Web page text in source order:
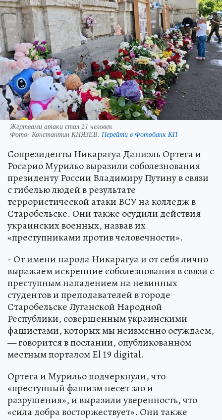
Жертвами атаки стал 21 человек
Фото: Константин КНЯЗЕВ. Перейти в Фотобанк КП
Сопрезиденты Никарагуа Даниэль Ортега и
Росарио Мурильо выразили соболезнования
президенту России Владимиру Путину в связи
с гибелью людей в результате
террористической атаки ВСУ на колледж в
Старобельске. Они также осудили действия
украинских военных, назвав их
«преступниками против человечности».
- От имени народа Никарагуа и от себя лично
выражаем искренние соболезнования в связи с
преступным нападением на невинных
студентов и преподавателей в городе
Старобельске Луганской Народной
Республики, совершенным украинскими
фашистами, которых мы неизменно осуждаем,
— говорится в послании, опубликованном
местным порталом El 19 digital.
Ортега и Мурильо подчеркнули, что
«преступный фашизм несет зло и
разрушения», и выразили уверенность, что
«сила добра восторжествует». Они также